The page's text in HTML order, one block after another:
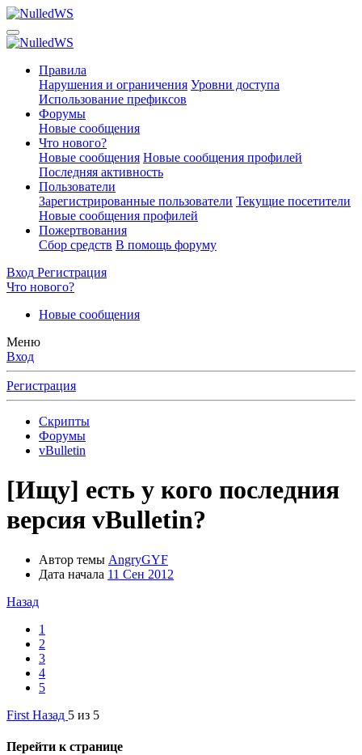
Правила
Нарушения и ограничения Уровни доступа
Использование префиксов
Форумы
Новые сообщения
Что нового?
Новые сообщения Новые сообщения профилей
Последняя активность
Пользователи
Зарегистрированные пользователи Текущие посетители
Новые сообщения профилей
Пожертвования
Сбор средств В помощь форуму
Вход Регистрация
Что нового?
Новые сообщения
Меню
Вход
Регистрация
Скрипты
Форумы
vBulletin
[Ищу] есть у кого последния
версия vBulletin?
Автор темы AngryGYF
Дата начала 11 Сен 2012
Назад
1
2
3
4
5
First Назад 5 из 5
Перейти к странице